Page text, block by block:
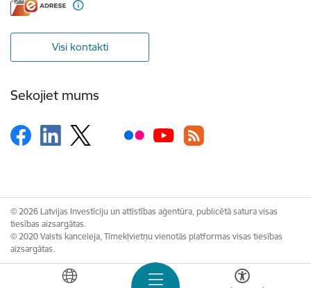
Visi kontakti
Sekojiet mums
© 2026 Latvijas Investīciju un attīstības aģentūra, publicētā satura visas
tiesības aizsargātas.
© 2020 Valsts kanceleja, Tīmekļvietņu vienotās platformas visas tiesības
aizsargātas.